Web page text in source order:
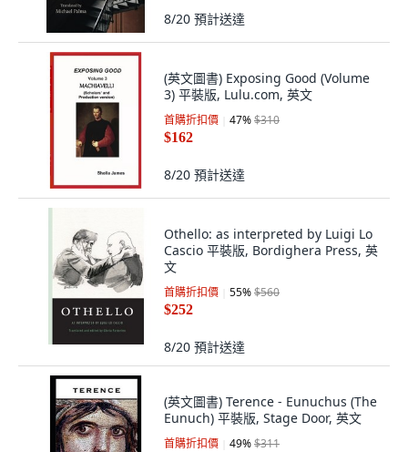
8/20 預計送達
(英文圖書) Exposing Good (Volume
3) 平裝版, Lulu.com, 英文
首購折扣價 47%$310
$162
8/20 預計送達
Othello: as interpreted by Luigi Lo
Cascio 平裝版, Bordighera Press, 英
文
首購折扣價 55%$560
$252
8/20 預計送達
(英文圖書) Terence - Eunuchus (The
Eunuch) 平裝版, Stage Door, 英文
首購折扣價 49%$311